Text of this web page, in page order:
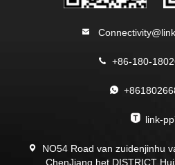
+86-180-
link-
NO54 Road van zuidenjinhu
ChenJiang het DISTRICT